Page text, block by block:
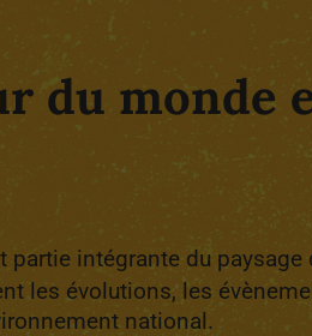
du monde
partie intégrante du paysage
les évolutions, les
national.